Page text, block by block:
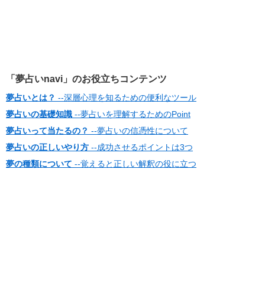
「夢占いnavi」のお役立ちコンテンツ
夢占いとは？ --深層心理を知るための便利なツール
夢占いの基礎知識 --夢占いを理解するためのPoint
夢占いって当たるの？ --夢占いの信憑性について
夢占いの正しいやり方 --成功させるポイントは3つ
夢の種類について --覚えると正しい解釈の役に立つ